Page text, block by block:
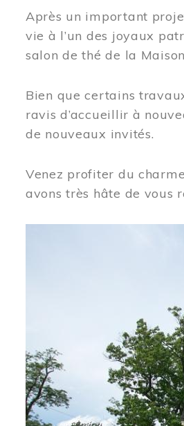
Après un important
vie à l’un des joyaux
salon de thé de la
Bien que certains
ravis d’accueillir à
de nouveaux invités.
Venez profiter du
avons très hâte de vous